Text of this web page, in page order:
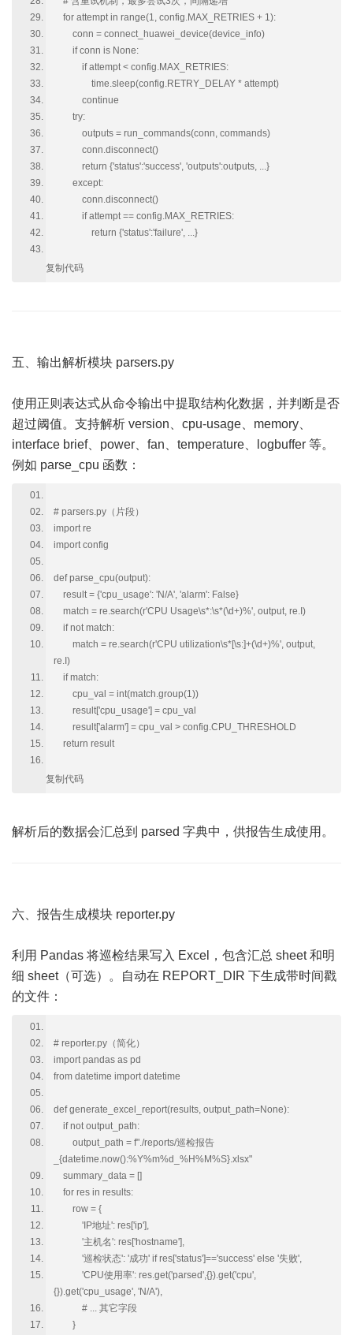
for attempt in range(1, config.MAX_RETRIES + 1):
conn = connect_huawei_device(device_info)
if conn is None:
if attempt < config.MAX_RETRIES:
time.sleep(config.RETRY_DELAY * attempt)
continue
try:
outputs = run_commands(conn, commands)
conn.disconnect()
return {'status':'success', 'outputs':outputs, ...}
except:
conn.disconnect()
if attempt == config.MAX_RETRIES:
return {'status':'failure', ...}
复制代码
五、输出解析模块 parsers.py
使用正则表达式从命令输出中提取结构化数据，并判断是否
超过阈值。支持解析 version、cpu-usage、memory、
interface brief、power、fan、temperature、logbuffer 等。
例如 parse_cpu 函数：
# parsers.py（片段）
import re
import config
def parse_cpu(output):
result = {'cpu_usage': 'N/A', 'alarm': False}
match = re.search(r'CPU Usage\s*:\s*(\d+)%', output, re.I)
if not match:
match = re.search(r'CPU utilization\s*[\s:]+(\d+)%', output,
re.I)
if match:
cpu_val = int(match.group(1))
result['cpu_usage'] = cpu_val
result['alarm'] = cpu_val > config.CPU_THRESHOLD
return result
复制代码
解析后的数据会汇总到 parsed 字典中，供报告生成使用。
六、报告生成模块 reporter.py
利用 Pandas 将巡检结果写入 Excel，包含汇总 sheet 和明
细 sheet（可选）。自动在 REPORT_DIR 下生成带时间戳
的文件：
# reporter.py（简化）
import pandas as pd
from datetime import datetime
def generate_excel_report(results, output_path=None):
if not output_path:
output_path = f"./reports/巡检报告
_{datetime.now():%Y%m%d_%H%M%S}.xlsx"
summary_data = []
for res in results:
row = {
'IP地址': res['ip'],
'主机名': res['hostname'],
'巡检状态': '成功' if res['status']=='success' else '失败',
'CPU使用率': res.get('parsed',{}).get('cpu',
{}).get('cpu_usage', 'N/A'),
# ... 其它字段
}